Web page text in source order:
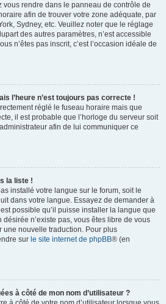
vous rendre dans le panneau de contrôle de
afin de trouver votre zone adéquate, par
Sydney, etc. Veuillez noter que le réglage
des autres paramètres, n’est accessible
n’êtes pas inscrit, c’est l’occasion idéale de
l’heure n’est toujours pas correcte !
réglé le fuseau horaire mais que
il est probable que l’horloge du serveur soit
afin de lui communiquer ce
la liste !
installé votre langue sur le forum, soit le
dans votre langue. Essayez de demander à
possible qu’il puisse installer la langue que
n’existe pas, vous êtes libre de vous
une nouvelle traduction. Pour plus
sur le site internet de phpBB® (en
à côté de mon nom d’utilisateur ?